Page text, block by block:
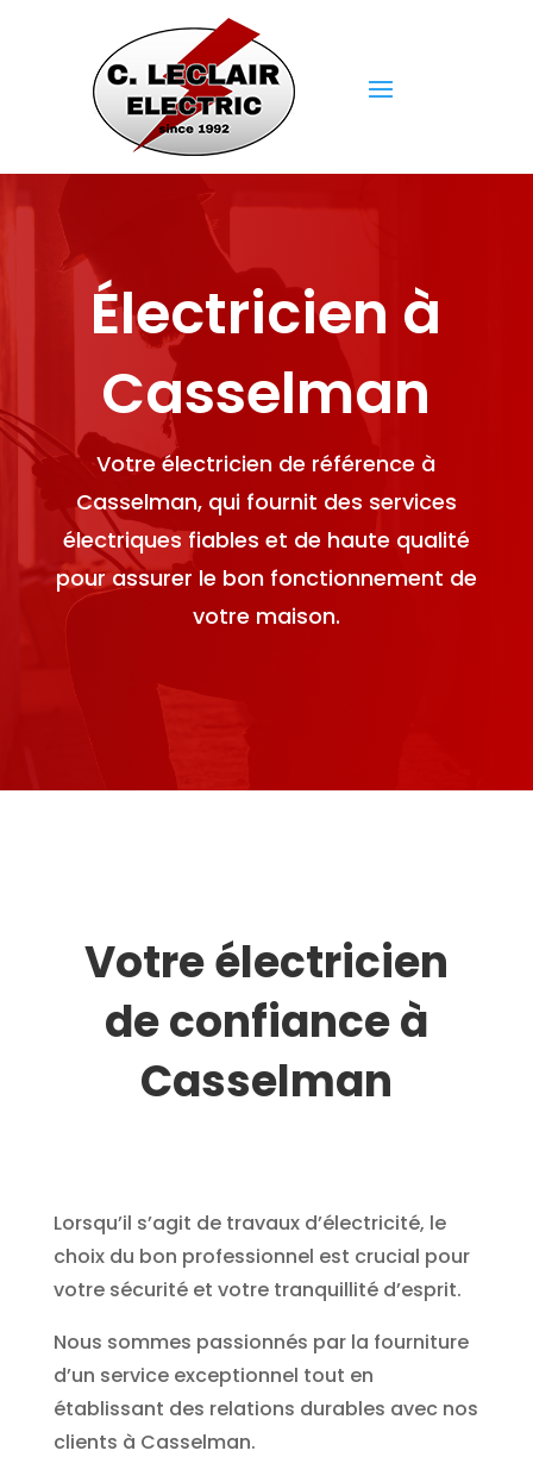
Électricien à
Casselman
Votre électricien de référence à
Casselman, qui fournit des services
électriques fiables et de haute qualité
pour assurer le bon fonctionnement de
votre maison.
Votre électricien
de confiance à
Casselman
Lorsqu’il s’agit de travaux d’électricité, le
choix du bon professionnel est crucial pour
votre sécurité et votre tranquillité d’esprit.
Nous sommes passionnés par la fourniture
d’un service exceptionnel tout en
établissant des relations durables avec nos
clients à Casselman.